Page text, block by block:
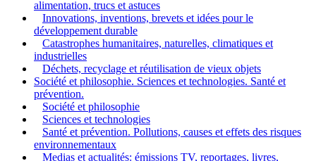
alimentation, trucs et astuces
Innovations, inventions, brevets et idées pour le
développement durable
Catastrophes humanitaires, naturelles, climatiques et
industrielles
Déchets, recyclage et réutilisation de vieux objets
Société et philosophie. Sciences et technologies. Santé et
prévention.
Société et philosophie
Sciences et technologies
Santé et prévention. Pollutions, causes et effets des risques
environnementaux
Medias et actualités: émissions TV, reportages, livres,